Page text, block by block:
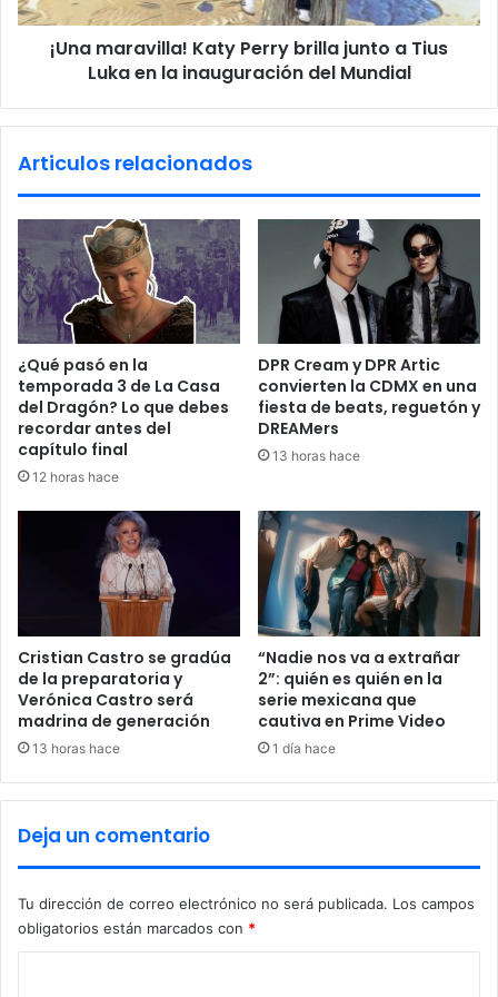
x
s
v
o
n
t
r
a
e
d
i
c
i
t
a
l
d
e
a
d
r
v
K
P
e
r
r
y
b
r
l
l
j
T
i
u
s
L
e
n
a
i
n
¡Una maravilla! Katy Perry brilla junto a Tius
Luka en la inauguración del Mundial
Articulos relacionados
⁠¿Qué pasó en la
temporada 3 de La Casa
del Dragón? Lo que debes
recordar antes del
capítulo final
12 horas hace
DPR Cream y DPR Artic
convierten la CDMX en una
fiesta de beats, reguetón y
DREAMers
13 horas hace
Cristian Castro se gradúa
de la preparatoria y
Verónica Castro será
madrina de generación
13 horas hace
“Nadie nos va a extrañar
2”: quién es quién en la
serie mexicana que
cautiva en Prime Video
1 día hace
Deja un comentario
Tu dirección de correo electrónico no será publicada. Los campos
obligatorios están marcados con *